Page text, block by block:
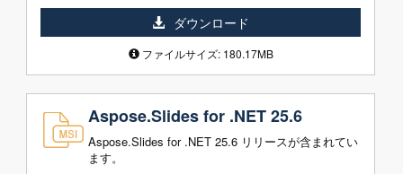
ダウンロード
ファイルサイズ: 180.17MB
Aspose.Slides for .NET 25.6
Aspose.Slides for .NET 25.6 リリースが含まれてい
ます。